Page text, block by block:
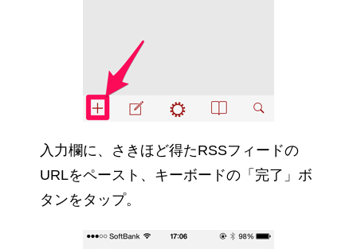
入力欄に、さきほど得たRSSフィードの
URLをペースト、キーボードの「完了」ボ
タンをタップ。